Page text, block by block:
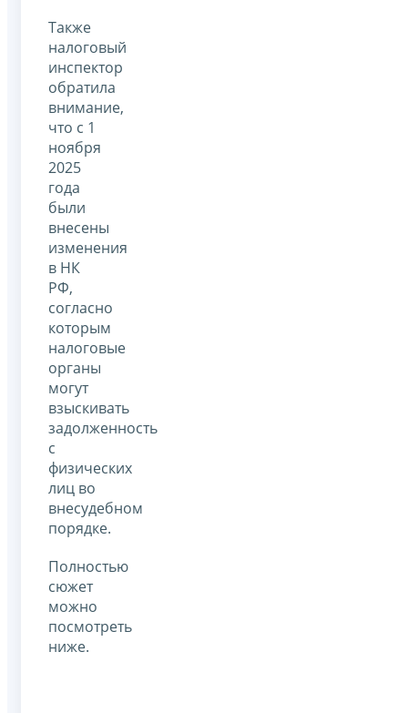
Также
налоговый
инспектор
обратила
внимание,
что с 1
ноября
2025
года
были
внесены
изменения
в НК
РФ,
согласно
которым
налоговые
органы
могут
взыскивать
задолженность
с
физических
лиц во
внесудебном
порядке.
Полностью
сюжет
можно
посмотреть
ниже.